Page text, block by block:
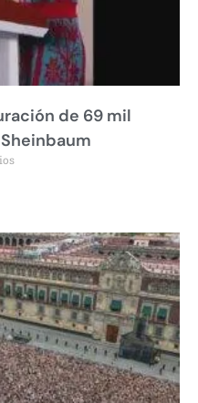
de 69 mil